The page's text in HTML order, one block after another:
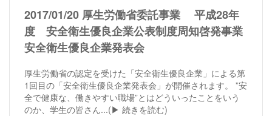
2017/01/20 厚生労働省委託事業 平成28年
度 安全衛生優良企業公表制度周知啓発事業
安全衛生優良企業発表会
厚生労働省の認定を受けた「安全衛生優良企業」による第
1回目の「安全衛生優良企業発表会」が開催されます。 ”安
全で健康な、働きやすい職場”とはどういったことをいう
のか、学生の皆さん...(▶︎ 続きを読む)